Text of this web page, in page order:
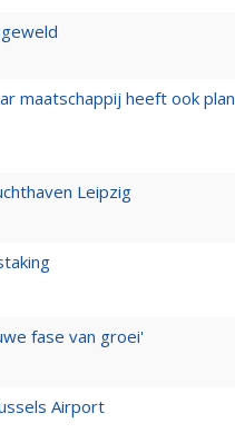
maatschappij heeft ook plan
Leipzig
fase van groei'
Airport